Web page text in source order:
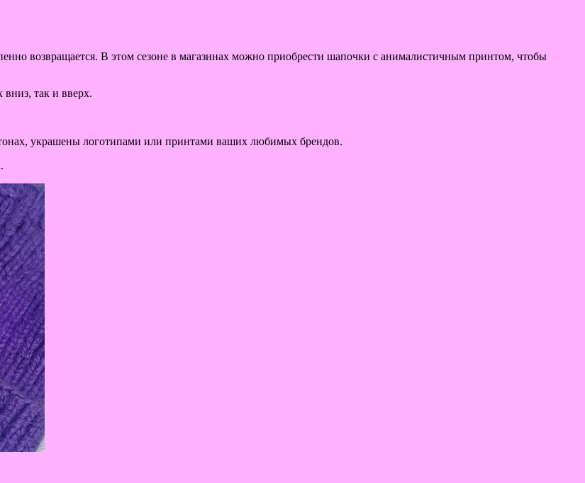
возвращается. В этом сезоне в магазинах можно приобрести шапочки с анималистичным принтом, чтобы
так и вверх.
украшены логотипами или принтами ваших любимых брендов.